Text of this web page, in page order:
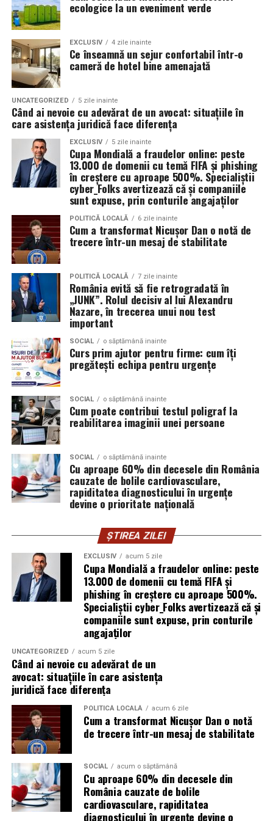
Rezultatul este un echilibru foarte bun între protecție și
economie de combustibil.
Pentru ce motoare este recomandat Ravenol VMP
USVO 5W30?
Tipul deulei de motor Ravenol
recomandat pentru numeroase motoare moderne care
necesită un ulei 5W30 cu aprobări OEM specifice.
În funcție de specificațiile constructorului, poate fi
utilizat pe vehicule ale unor mărci precum:
Mercedes-Benz;
Volkswagen;
Audi;
Skoda;
Seat;
Porsche;
Opel;
Ford;
Renault și altele.
Compatibilitatea exactă trebuie verificată întotdeauna
în manualul vehiculului sau în documentația tehnică a
producătorului.
Este potrivit pentru motoarele diesel?
Da.
Ravenol VMP USVO 5W30 este utilizat frecvent pe
motoare diesel moderne.
Avantaje:
compatibilitate cu DPF;
protecție pentru turbocompresor;
reducerea depunerilor;
stabilitate la temperaturi ridicate;
protecție împotriva uzurii.
Aceste caracteristici îl recomandă pentru utilizarea pe
numeroase motoare diesel Euro 5 și Euro 6.
Este potrivit pentru motoarele pe benzină?
Da.
Motoarele moderne pe benzină solicită intens uleiul, în
special cele echipate cu:
impactul negativ asupra mediului în comparație cu
soluțiile tradiționale, care sunt mult mai dăunătoare
pentru natură. Astfel, toaletele ecologice contribuie la
promovarea unui comportament responsabil din punct
de vedere ecologic și ajută la protejarea resurselor
naturale.
Impactul pozitiv asupra imaginii evenimentului
Alegerea unor soluții ecologice, precum tipul ecologic
de toaletă, poate aduce beneficii semnificative imaginii
unui eveniment. Într-o eră în care participanții devin din
ce în ce mai conștienți de problemele de mediu,
organizatorii care aleg să adopte soluții sustenabile, cum
ar fi închirierea toaletelor din gama ecologică, pot
câștiga aprecierea publicului.
Aceasta nu doar că îmbunătățește percepția față de
eveniment, dar poate și atrage mai mulți participanți
care sunt interesați de susținerea unor cauze ecologice.
Promovând un eveniment “verde”, organizatorii pot
atrage atenția asupra angajamentului față de protejarea
mediului și față de responsabilitatea socială.
Participanții vor aprecia cu siguranță faptul că
organizatorii au ales să adopte soluții care protejează
natura. De asemenea, acest lucru poate contribui la
creșterea reputației evenimentului și la creșterea
numărului de participanți în edițiile viitoare.
Confortul participanților
Deși un eveniment verde presupune economii de costuri
și un impact pozitiv asupra mediului, nu trebuie să se
facă compromisuri în ceea ce privește confortul
participanților. Modelele ecologice sunt concepute
pentru a oferi un nivel ridicat de confort, similar celor
Aceste toalete sunt echipate cu ventilație
corespunzătoare pentru a preveni mirosurile neplăcute
și pot include facilități suplimentare, cum ar fi iluminare
solară sau podele antiderapante. De asemenea, multe
facilități ecologice sunt echipate cu sisteme moderne de
un nivel ridicat.
În plus, o toaletă ecologică este foarte ușor de
amplasat, ceea ce înseamnă că aceste toalete pot fi
plasate strategic în locații convenabile pentru
participanți, fără a afecta fluxul evenimentului.
Încurajarea comportamentului responsabil al
participanților
Un alt beneficiu important al închirierii categoriei de
toaletă ecologică este că aceasta contribuie la educarea
ecologice la un eveniment verde
EXCLUSIV 4 zile inainte
Ce înseamnă un sejur confortabil într-o
cameră de hotel bine amenajată
UNCATEGORIZED 5 zile inainte
Când ai nevoie cu adevărat de un avocat: situațiile în
care asistența juridică face diferența
EXCLUSIV 5 zile inainte
Cupa Mondială a fraudelor online: peste
13.000 de domenii cu temă FIFA și phishing
în creștere cu aproape 500%. Specialiștii
cyber_Folks avertizează că și companiile
sunt expuse, prin conturile angajaților
POLITICĂ LOCALĂ 6 zile inainte
Cum a transformat Nicușor Dan o notă de
trecere într-un mesaj de stabilitate
POLITICĂ LOCALĂ 7 zile inainte
România evită să fie retrogradată în
„JUNK”. Rolul decisiv al lui Alexandru
Nazare, în trecerea unui nou test
important
SOCIAL o săptămână inainte
Curs prim ajutor pentru firme: cum îți
pregătești echipa pentru urgențe
SOCIAL o săptămână inainte
Cum poate contribui testul poligraf la
reabilitarea imaginii unei persoane
SOCIAL o săptămână inainte
Cu aproape 60% din decesele din România
cauzate de bolile cardiovasculare,
rapiditatea diagnosticului în urgențe
devine o prioritate națională
ȘTIREA ZILEI
EXCLUSIV acum 5 zile
Cupa Mondială a fraudelor online: peste
13.000 de domenii cu temă FIFA și
phishing în creștere cu aproape 500%.
Specialiștii cyber_Folks avertizează că și
companiile sunt expuse, prin conturile
angajaților
UNCATEGORIZED acum 5 zile
Când ai nevoie cu adevărat de un
avocat: situațiile în care asistența
juridică face diferența
POLITICĂ LOCALĂ acum 6 zile
Cum a transformat Nicușor Dan o notă
de trecere într-un mesaj de stabilitate
SOCIAL acum o săptămână
Cu aproape 60% din decesele din
România cauzate de bolile
cardiovasculare, rapiditatea
diagnosticului în urgențe devine o